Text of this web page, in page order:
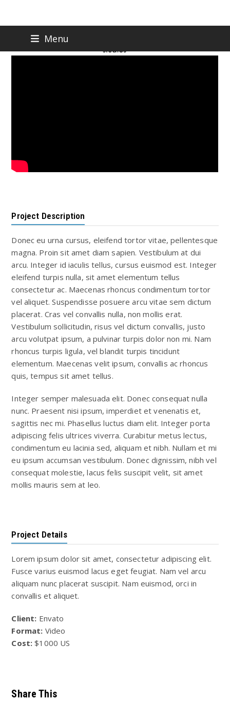
content
Menu
Project Description
Donec eu urna cursus, eleifend tortor vitae, pellentesque
magna. Proin sit amet diam sapien. Vestibulum at dui
arcu. Integer id iaculis tellus, cursus euismod est. Integer
eleifend turpis nulla, sit amet elementum tellus
consectetur ac. Maecenas rhoncus condimentum tortor
vel aliquet. Suspendisse posuere arcu vitae sem dictum
placerat. Cras vel convallis nulla, non mollis erat.
Vestibulum sollicitudin, risus vel dictum convallis, justo
arcu volutpat ipsum, a pulvinar turpis dolor non mi. Nam
rhoncus turpis ligula, vel blandit turpis tincidunt
elementum. Maecenas velit ipsum, convallis ac rhoncus
quis, tempus sit amet tellus.
Integer semper malesuada elit. Donec consequat nulla
nunc. Praesent nisi ipsum, imperdiet et venenatis et,
sagittis nec mi. Phasellus luctus diam elit. Integer porta
adipiscing felis ultrices viverra. Curabitur metus lectus,
condimentum eu lacinia sed, aliquam et nibh. Nullam et mi
eu ipsum accumsan vestibulum. Donec dignissim, nibh vel
consequat molestie, lacus felis suscipit velit, sit amet
mollis mauris sem at leo.
Project Details
Lorem ipsum dolor sit amet, consectetur adipiscing elit.
Fusce varius euismod lacus eget feugiat. Nam vel arcu
aliquam nunc placerat suscipit. Nam euismod, orci in
convallis et aliquet.
Client: Envato
Format: Video
Cost: $1000 US
Share This